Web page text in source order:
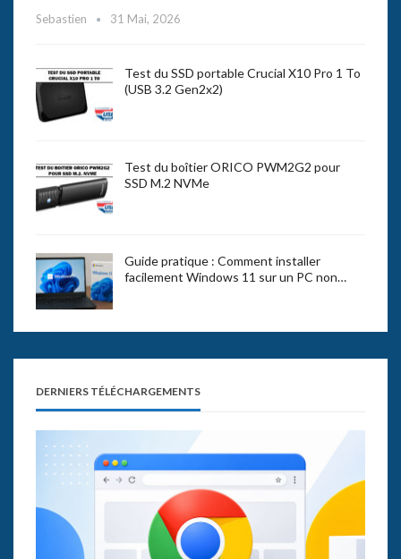
Sebastien 31 Mai, 2026
Test du SSD portable Crucial X10 Pro 1 To
(USB 3.2 Gen2x2)
Test du boîtier ORICO PWM2G2 pour
SSD M.2 NVMe
Guide pratique : Comment installer
facilement Windows 11 sur un PC non…
DERNIERS TÉLÉCHARGEMENTS